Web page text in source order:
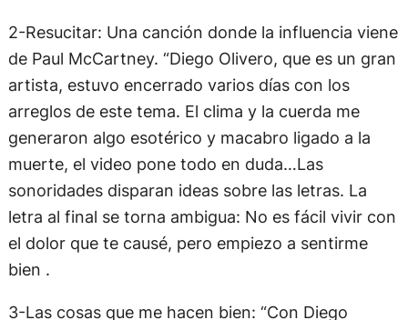
2-Resucitar: Una canción donde la influencia viene
de Paul McCartney. “Diego Olivero, que es un gran
artista, estuvo encerrado varios días con los
arreglos de este tema. El clima y la cuerda me
generaron algo esotérico y macabro ligado a la
muerte, el video pone todo en duda…Las
sonoridades disparan ideas sobre las letras. La
letra al final se torna ambigua: No es fácil vivir con
el dolor que te causé, pero empiezo a sentirme
bien .
3-Las cosas que me hacen bien: “Con Diego